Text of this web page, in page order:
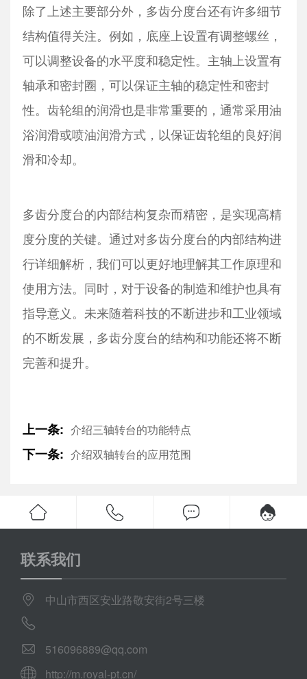
除了上述主要部分外，多齿分度台还有许多细节
结构值得关注。例如，底座上设置有调整螺丝，
可以调整设备的水平度和稳定性。主轴上设置有
轴承和密封圈，可以保证主轴的稳定性和密封
性。齿轮组的润滑也是非常重要的，通常采用油
浴润滑或喷油润滑方式，以保证齿轮组的良好润
滑和冷却。
多齿分度台的内部结构复杂而精密，是实现高精
度分度的关键。通过对多齿分度台的内部结构进
行详细解析，我们可以更好地理解其工作原理和
使用方法。同时，对于设备的制造和维护也具有
指导意义。未来随着科技的不断进步和工业领域
的不断发展，多齿分度台的结构和功能还将不断
完善和提升。
上一条: 介绍三轴转台的功能特点
下一条: 介绍双轴转台的应用范围
联系我们
中山市西区安业路敬安街2号三楼
516096889@qq.com
http://m.royal-pt.cn/